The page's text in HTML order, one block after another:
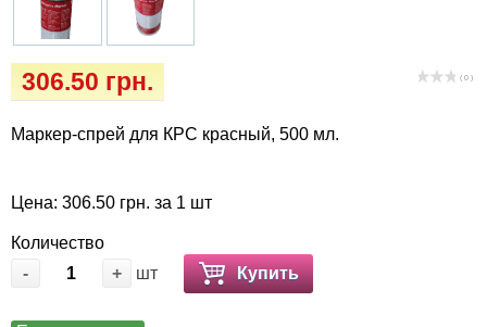
( 0 )
306.50 грн.
Маркер-спрей для КРС красный, 500 мл.
Цена: 306.50 грн. за 1 шт
Количество
-
+ шт Купить
Vet Diet Canine Wet - ветеринарные диеты
для собак
килимки
Миски, автогодівниці, поілки
Одяг та взуття